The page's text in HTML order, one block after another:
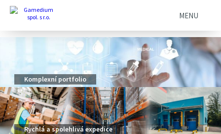
MENU
Komplexní portfolio
Rychlá a spolehlivá expedice